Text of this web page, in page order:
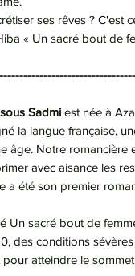
ses rêves ? C'est
« Un sacré bout de
Sadmi est née à
la langue française,
âge. Notre romancière
avec aisance les
a été son premier
Un sacré bout de
des conditions
atteindre le